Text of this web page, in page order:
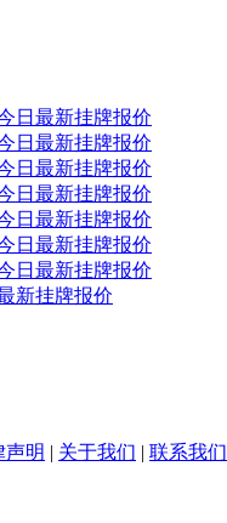
日最新挂牌报价
日最新挂牌报价
日最新挂牌报价
日最新挂牌报价
日最新挂牌报价
日最新挂牌报价
日最新挂牌报价
新挂牌报价
声明 | 关于我们 | 联系我们